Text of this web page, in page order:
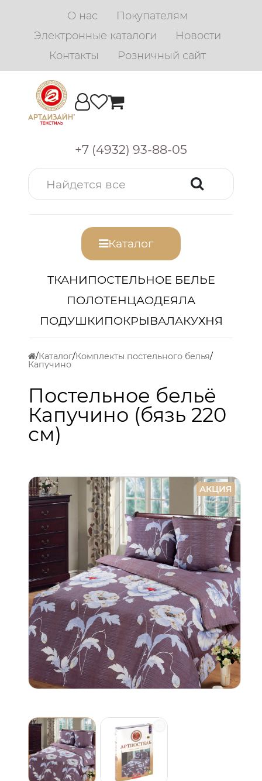
О нас
Покупателям
Электронные каталоги
Новости
Контакты
Розничный сайт
+7 (4932) 93-88-05
Каталог
ТКАНИПОСТЕЛЬНОЕ БЕЛЬЕ
ПОЛОТЕНЦАОДЕЯЛА
ПОДУШКИПОКРЫВАЛАКУХНЯ
Каталог Комплекты постельного белья
Капучино
Постельное бельё
Капучино (бязь 220
см)
АКЦИЯ